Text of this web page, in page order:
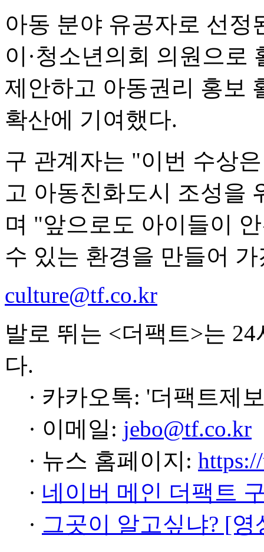
아동 분야 유공자로 선정
이·청소년의회 의원으로
제안하고 아동권리 홍보
확산에 기여했다.
구 관계자는 "이번 수상
고 아동친화도시 조성을
며 "앞으로도 아이들이
수 있는 환경을 만들어
culture@tf.co.kr
발로 뛰는 <더팩트>는
다.
· 카카오톡: '더팩트제
· 이메일: jebo@tf.co.kr
· 뉴스 홈페이지:
· 네이버 메인 더팩트
· 그곳이 알고싶냐? [